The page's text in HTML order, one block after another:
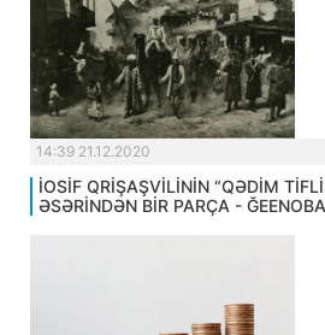
14:39 21.12.2020
İOSİF QRİŞAŞVİLİNİN “QƏDİM
ƏSƏRİNDƏN BİR PARÇA -